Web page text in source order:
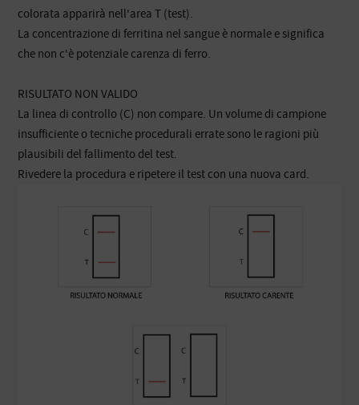
colorata apparirà nell'area T (test).
La concentrazione di ferritina nel sangue è normale e significa
che non c'è potenziale carenza di ferro.
RISULTATO NON VALIDO
La linea di controllo (C) non compare. Un volume di campione
insufficiente o tecniche procedurali errate sono le ragioni più
plausibili del fallimento del test.
Rivedere la procedura e ripetere il test con una nuova card.